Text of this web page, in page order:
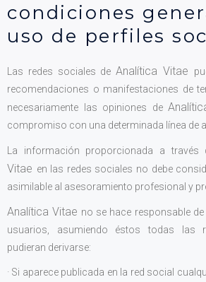
condiciones
uso de perfiles
Las redes sociales de Analítica Vitae
recomendaciones o manifestaciones de
necesariamente las opiniones de
compromiso con una determinada línea de
La información proporcionada a través
Vitae en las redes sociales no debe
asimilable al asesoramiento profesional y
Analítica Vitae no se hace responsable
usuarios, asumiendo éstos todas las
pudieran derivarse:
· Si aparece publicada en la red social